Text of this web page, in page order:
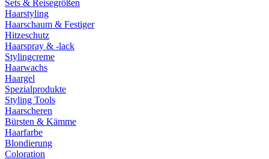
Sets & Reisegrößen
Haarstyling
Haarschaum & Festiger
Hitzeschutz
Haarspray & -lack
Stylingcreme
Haarwachs
Haargel
Spezialprodukte
Styling Tools
Haarscheren
Bürsten & Kämme
Haarfarbe
Blondierung
Coloration